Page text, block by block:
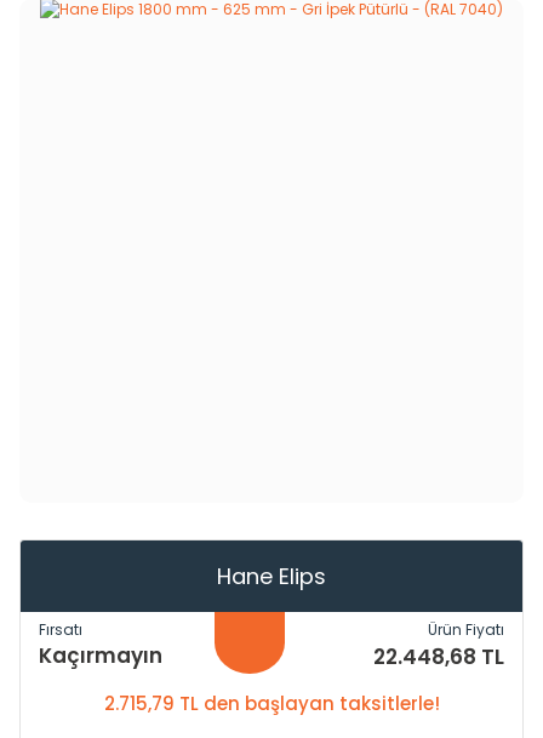
Hane Elips
Fırsatı
Kaçırmayın
Ürün Fiyatı
22.448,68 TL
2.715,79 TL den başlayan taksitlerle!